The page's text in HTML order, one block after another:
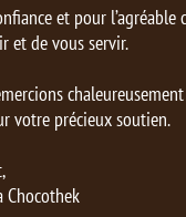
et pour
et de vous servir.
votre précieux soutien.
Chocothek